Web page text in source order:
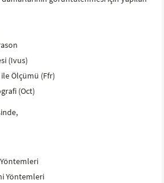
(Ivus)
ile Ölçümü (Ffr)
(Oct)
Yöntemleri